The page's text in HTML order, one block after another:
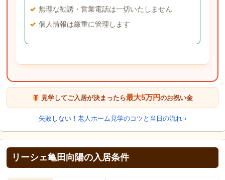
無理な勧誘・営業電話は一切いたしません
個人情報は厳重に管理します
見学してご入居が決まったら最大5万円のお祝い金
失敗しない！老人ホーム見学のコツと当日の流れ ›
リーシェ亀田向陽の入居条件